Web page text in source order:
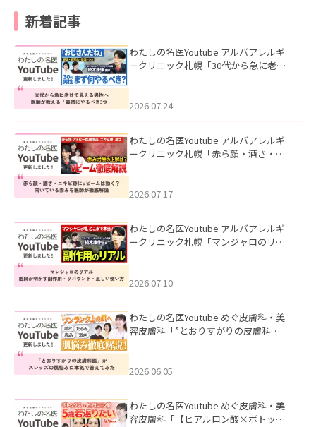
新着記事
わたしの名医Youtube アルバアレルギ
ークリニック札幌「30代から急に老け
た。
2026.07.24
わたしの名医Youtube アルバアレルギ
ークリニック札幌「赤ら顔・酒さ・ニ
した。
2026.07.17
わたしの名医Youtube アルバアレルギ
ークリニック札幌「マンジャロのリア
た。
2026.07.10
わたしの名医Youtube めぐ皮膚科・美
容皮膚科「”とおりすがりの皮膚科
2026.06.05
わたしの名医Youtube めぐ皮膚科・美
容皮膚科「【ヒアルロン酸×ボトック